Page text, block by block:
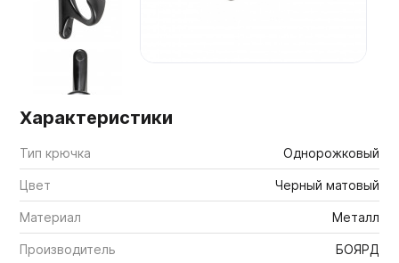
Характеристики
Тип крючка Однорожковый
Цвет Черный матовый
Материал Металл
Производитель БОЯРД